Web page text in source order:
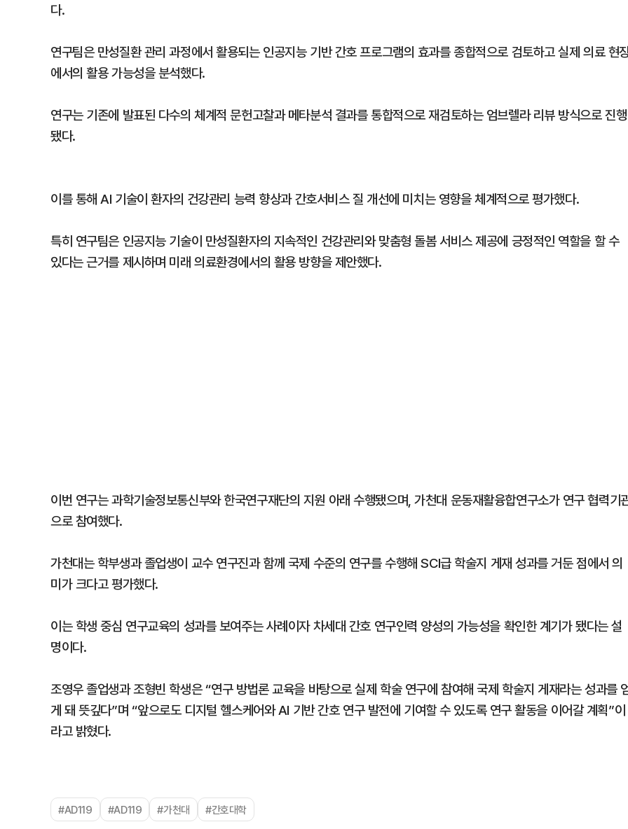
다.
연구팀은 만성질환 관리 과정에서 활용되는 인공지능 기반 간호 프로그램의 효과를 종합적으로 검토하고 실제 의료 현
에서의 활용 가능성을 분석했다.
연구는 기존에 발표된 다수의 체계적 문헌고찰과 메타분석 결과를 통합적으로 재검토하는 엄브렐라 리뷰 방식으로 진행
됐다.
이를 통해 AI 기술이 환자의 건강관리 능력 향상과 간호서비스 질 개선에 미치는 영향을 체계적으로 평가했다.
특히 연구팀은 인공지능 기술이 만성질환자의 지속적인 건강관리와 맞춤형 돌봄 서비스 제공에 긍정적인 역할을 할 수
있다는 근거를 제시하며 미래 의료환경에서의 활용 방향을 제안했다.
이번 연구는 과학기술정보통신부와 한국연구재단의 지원 아래 수행됐으며, 가천대 운동재활융합연구소가 연구 협력기
으로 참여했다.
가천대는 학부생과 졸업생이 교수 연구진과 함께 국제 수준의 연구를 수행해 SCI급 학술지 게재 성과를 거둔 점에서 의
미가 크다고 평가했다.
이는 학생 중심 연구교육의 성과를 보여주는 사례이자 차세대 간호 연구인력 양성의 가능성을 확인한 계기가 됐다는 설
명이다.
조영우 졸업생과 조형빈 학생은 “연구 방법론 교육을 바탕으로 실제 학술 연구에 참여해 국제 학술지 게재라는 성과를
게 돼 뜻깊다”며 “앞으로도 디지털 헬스케어와 AI 기반 간호 연구 발전에 기여할 수 있도록 연구 활동을 이어갈 계획”이
라고 밝혔다.
#AD119 #AD119 #가천대 #간호대학